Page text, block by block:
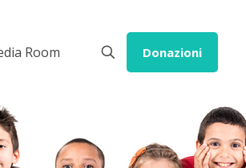
Room Donazioni